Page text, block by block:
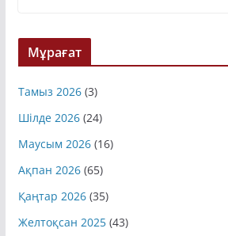
Мұрағат
Тамыз 2026(3)
Шілде 2026(24)
Маусым 2026(16)
Ақпан 2026(65)
Қаңтар 2026(35)
Желтоқсан 2025(43)